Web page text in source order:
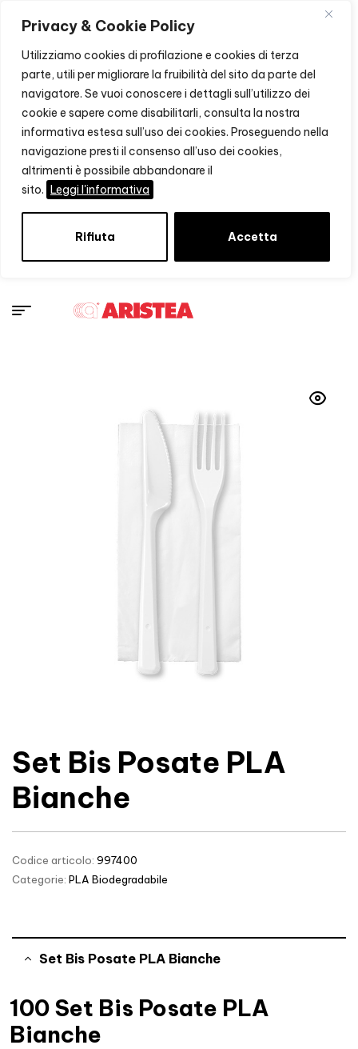
Privacy & Cookie Policy
Utilizziamo cookies di profilazione e cookies di terza
parte, utili per migliorare la fruibilità del sito da parte del
navigatore. Se vuoi conoscere i dettagli sull’utilizzo dei
cookie e sapere come disabilitarli, consulta la nostra
informativa estesa sull’uso dei cookies. Proseguendo nella
navigazione presti il consenso all’uso dei cookies,
altrimenti è possibile abbandonare il
sito. Leggi l'informativa
Rifiuta Accetta
Set Bis Posate PLA
Bianche
Codice articolo: 997400
Categorie: PLA Biodegradabile
Set Bis Posate PLA Bianche
100 Set Bis Posate PLA
Bianche